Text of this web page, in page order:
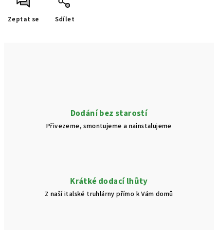
Zeptat se Sdílet
Dodání bez starostí
Přivezeme, smontujeme a nainstalujeme
Krátké dodací lhůty
Z naší italské truhlárny přímo k Vám domů